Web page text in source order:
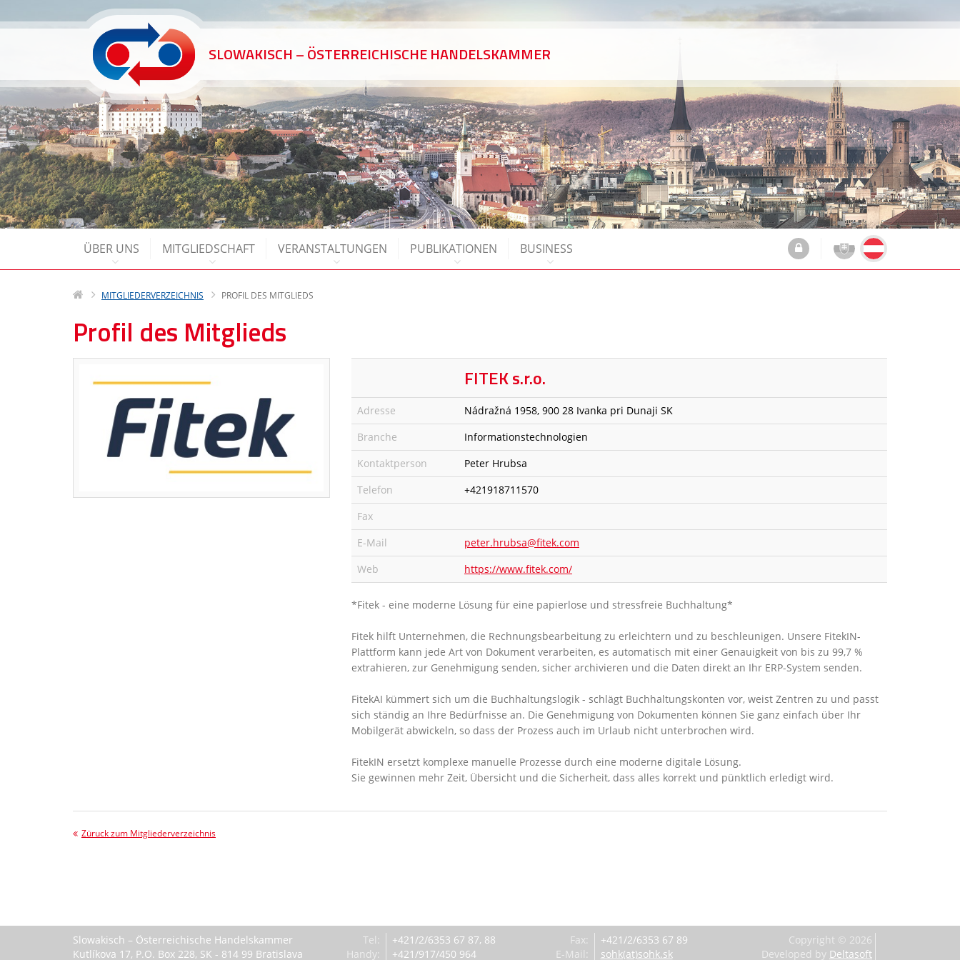
SLOWAKISCH – ÖSTERREICHISCHE HANDELSKAMMER
ÜBER UNS MITGLIEDSCHAFT VERANSTALTUNGEN PUBLIKATIONEN BUSINESS
MITGLIEDERVERZEICHNIS PROFIL DES MITGLIEDS
Profil des Mitglieds
FITEK s.r.o.
Adresse
Nádražná 1958, 900 28 Ivanka pri Dunaji SK
Branche
Informationstechnologien
Kontaktperson
Peter Hrubsa
Telefon
+421918711570
Fax
E-Mail
peter.hrubsa@fitek.com
Web
https://www.fitek.com/
*Fitek - eine moderne Lösung für eine papierlose und stressfreie Buchhaltung*
Fitek hilft Unternehmen, die Rechnungsbearbeitung zu erleichtern und zu beschleunigen. Unsere FitekIN-
Plattform kann jede Art von Dokument verarbeiten, es automatisch mit einer Genauigkeit von bis zu 99,7 %
extrahieren, zur Genehmigung senden, sicher archivieren und die Daten direkt an Ihr ERP-System senden.
FitekAI kümmert sich um die Buchhaltungslogik - schlägt Buchhaltungskonten vor, weist Zentren zu und passt
sich ständig an Ihre Bedürfnisse an. Die Genehmigung von Dokumenten können Sie ganz einfach über Ihr
Mobilgerät abwickeln, so dass der Prozess auch im Urlaub nicht unterbrochen wird.
FitekIN ersetzt komplexe manuelle Prozesse durch eine moderne digitale Lösung.
Sie gewinnen mehr Zeit, Übersicht und die Sicherheit, dass alles korrekt und pünktlich erledigt wird.
Züruck zum Mitgliederverzeichnis
Slowakisch – Österreichische Handelskammer
Kutlíkova 17, P.O. Box 228, SK - 814 99 Bratislava
Tel:
Handy:
+421/2/6353 67 87, 88
+421/917/450 964
Fax:
E-Mail:
+421/2/6353 67 89
sohk(at)sohk.sk
Copyright © 2026
Developed by Deltasoft